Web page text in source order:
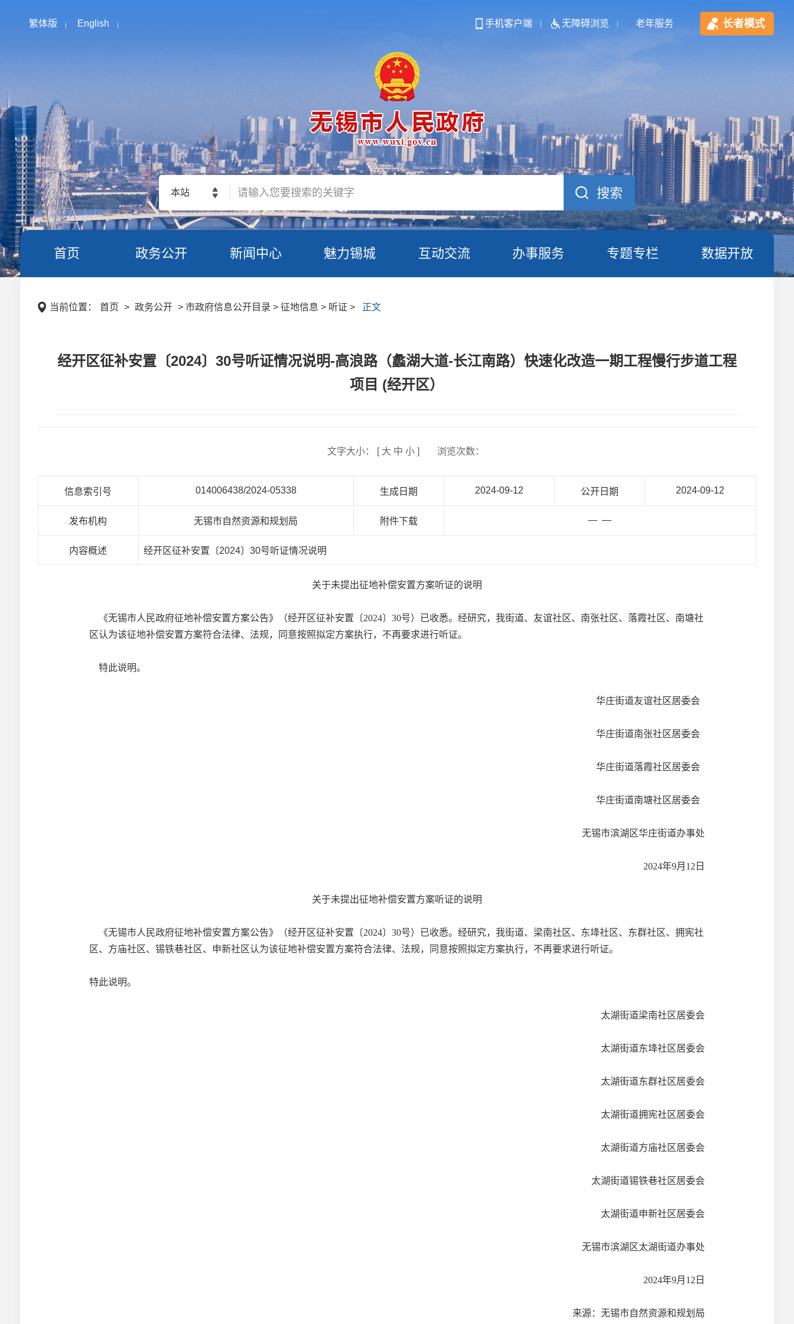
繁体版 English 手机客户端 无障碍浏览 老年服务 长者模式
本站
首页 政务公开 新闻中心 魅力锡城 互动交流 办事服务 专题专栏 数据开放
当前位置： 首页 > 政务公开 > 市政府信息公开目录 > 征地信息 > 听证 > 正文
经开区征补安置〔2024〕30号听证情况说明-高浪路（蠡湖大道-长江南路）快速化改造一期工程慢行步道工程
项目 (经开区）
文字大小： [ 大 中 小] 浏览次数：
信息索引号 014006438/2024-05338 生成日期 2024-09-12 公开日期 2024-09-12
发布机构 无锡市自然资源和规划局 附件下载 — —
内容概述 经开区征补安置〔2024〕30号听证情况说明
关于未提出征地补偿安置方案听证的说明
《无锡市人民政府征地补偿安置方案公告》（经开区征补安置〔2024〕30号）已收悉。经研究，我街道、友谊社区、南张社区、落霞社区、南塘社
区认为该征地补偿安置方案符合法律、法规，同意按照拟定方案执行，不再要求进行听证。
特此说明。
华庄街道友谊社区居委会
华庄街道南张社区居委会
华庄街道落霞社区居委会
华庄街道南塘社区居委会
无锡市滨湖区华庄街道办事处
2024年9月12日
关于未提出征地补偿安置方案听证的说明
《无锡市人民政府征地补偿安置方案公告》（经开区征补安置〔2024〕30号）已收悉。经研究，我街道、梁南社区、东鿍社区、东群社区、拥宪社
区、方庙社区、锡铁巷社区、申新社区认为该征地补偿安置方案符合法律、法规，同意按照拟定方案执行，不再要求进行听证。
特此说明。
太湖街道梁南社区居委会
太湖街道东鿍社区居委会
太湖街道东群社区居委会
太湖街道拥宪社区居委会
太湖街道方庙社区居委会
太湖街道锡铁巷社区居委会
太湖街道申新社区居委会
无锡市滨湖区太湖街道办事处
2024年9月12日
来源：无锡市自然资源和规划局